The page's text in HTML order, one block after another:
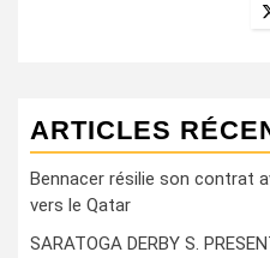
ARTICLES
Bennacer résilie son contrat
vers le Qatar
SARATOGA DERBY S.